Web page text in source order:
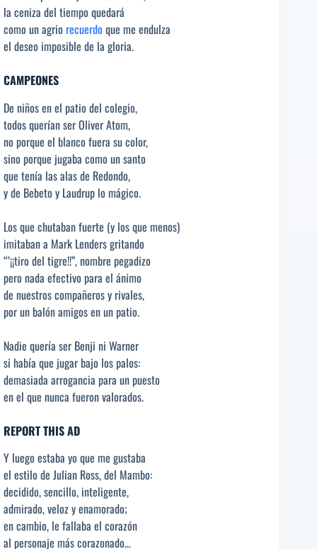
la ceniza del tiempo quedará
como un agrio recuerdo que me endulza
el deseo imposible de la gloria.
CAMPEONES
De niños en el patio del colegio,
todos querían ser Oliver Atom,
no porque el blanco fuera su color,
sino porque jugaba como un santo
que tenía las alas de Redondo,
y de Bebeto y Laudrup lo mágico.
Los que chutaban fuerte (y los que menos)
imitaban a Mark Lenders gritando
“’¡¡tiro del tigre!!”, nombre pegadizo
pero nada efectivo para el ánimo
de nuestros compañeros y rivales,
por un balón amigos en un patio.
Nadie quería ser Benji ni Warner
si había que jugar bajo los palos:
demasiada arrogancia para un puesto
en el que nunca fueron valorados.
REPORT THIS AD
Y luego estaba yo que me gustaba
el estilo de Julian Ross, del Mambo:
decidido, sencillo, inteligente,
admirado, veloz y enamorado;
en cambio, le fallaba el corazón
al personaje más corazonado…